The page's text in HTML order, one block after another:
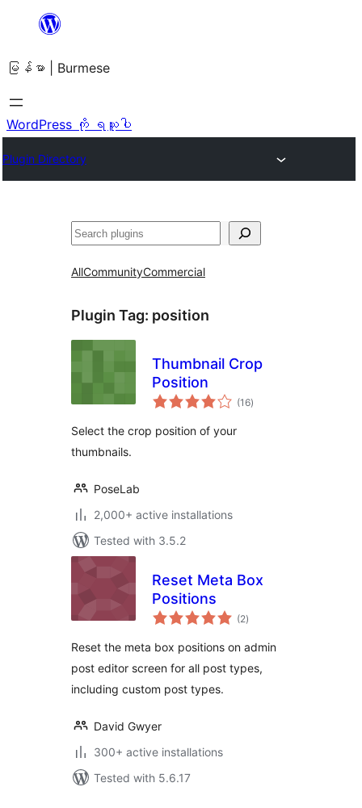
အကြောင်းအရာ
ကျော်သွား
ရန်
မြန်မာ | Burmese
WordPress ကို ရယူပါ
Plugin Directory
ရှာ
AllCommunityCommercial
Plugin Tag: position
Thumbnail Crop
Position
(16total
ratings
)
Select the crop position of your
thumbnails.
PoseLab
2,000+ active installations
Tested with 3.5.2
Reset Meta Box
Positions
(2total
ratings
)
Reset the meta box positions on admin
post editor screen for all post types,
including custom post types.
David Gwyer
300+ active installations
Tested with 5.6.17